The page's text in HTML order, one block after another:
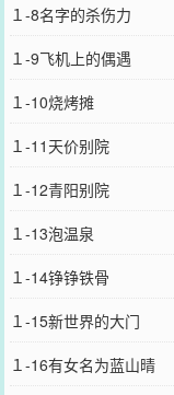
１-8名字的杀伤力
１-9飞机上的偶遇
１-10烧烤摊
１-11天价别院
１-12青阳别院
１-13泡温泉
１-14铮铮铁骨
１-15新世界的大门
１-16有女名为蓝山晴